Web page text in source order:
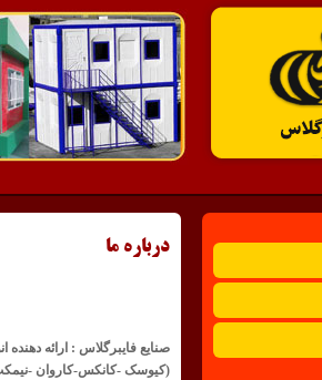
درباره ما
بسم الله
صنایع فایبرگلاس : ارائه
(کیوسک -کانکس-کاروان -